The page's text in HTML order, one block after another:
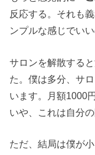
反応する。それも
ンプルな感じでい
サロンを解散する
た。僕は多分、サ
います。月額1000
いや、これは自分
ただ、結局は僕が